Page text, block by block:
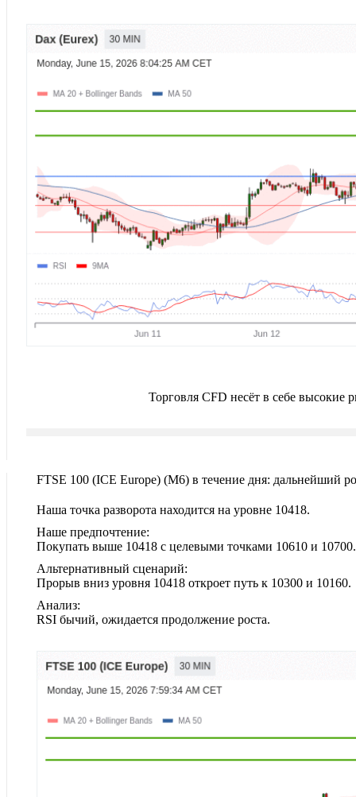
Торговля CFD несёт в себе высокие
FTSE 100 (ICE Europe)‎ (M6)‎ в течение дня: дальнейший
Наша точка разворота находится на уровне 10418.
Наше предпочтение:
Покупать выше 10418 с целевыми точками 10610 и 10700.
Альтернативный сценарий:
Прорыв вниз уровня 10418 откроет путь к 10300 и 10160.
Анализ:
RSI бычий, ожидается продолжение роста.